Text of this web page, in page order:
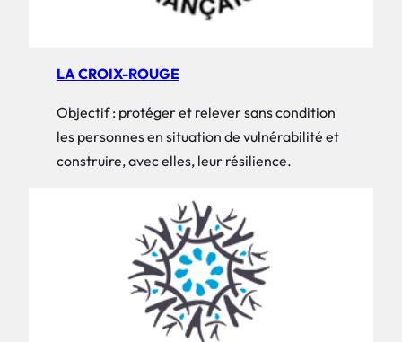
LA CROIX-ROUGE
Objectif : protéger et relever sans condition
les personnes en situation de vulnérabilité et
construire, avec elles, leur résilience.